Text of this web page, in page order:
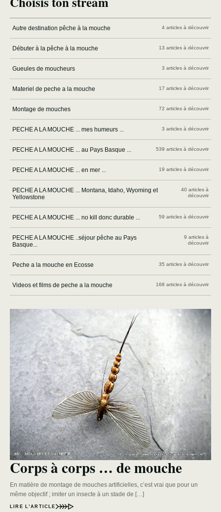
Autre destination pêche à la mouche 4 articles à découvrir
Débuter à la pêche à la mouche 13 articles à découvrir
Gueules de moucheurs 3 articles à découvrir
Materiel de peche a la mouche 17 articles à découvrir
Montage de mouches 72 articles à découvrir
PECHE A LA MOUCHE ... mes humeurs ... 3 articles à découvrir
PECHE A LA MOUCHE ... au Pays Basque ... 539 articles à découvrir
PECHE A LA MOUCHE ... en mer ... 19 articles à découvrir
PECHE A LA MOUCHE ... Montana, Idaho, Wyoming et
Yellowstone
40 articles à
découvrir
PECHE A LA MOUCHE ... no kill donc durable ... 59 articles à découvrir
PECHE A LA MOUCHE ..séjour pêche au Pays
Basque...
9 articles à
découvrir
Peche a la mouche en Ecosse 35 articles à découvrir
Videos et films de peche a la mouche 168 articles à découvrir
Corps à corps … de mouche
En matière de montage de mouches artificielles, c’est vrai que pour un
même objectif ; imiter un insecte à un stade de […]
LIRE L’ARTICLE